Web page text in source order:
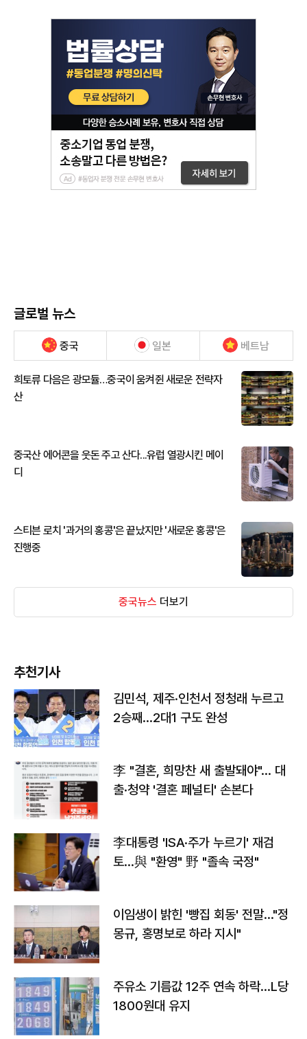
글로벌 뉴스
중국 일본 베트남
희토류 다음은 광모듈…중국이 움켜쥔 새로운 전략자
산
중국산 에어콘을 웃돈 주고 산다...유럽 열광시킨 메이
디
스티븐 로치 '과거의 홍콩'은 끝났지만 '새로운 홍콩'은
진행중
중국뉴스 더보기
추천기사
김민석, 제주·인천서 정청래 누르고
2승째…2대1 구도 완성
李 "결혼, 희망찬 새 출발돼야"… 대
출·청약 '결혼 페널티' 손본다
李대통령 'ISA·주가 누르기' 재검
토…與 "환영" 野 "졸속 국정"
이임생이 밝힌 '빵집 회동' 전말…"정
몽규, 홍명보로 하라 지시"
주유소 기름값 12주 연속 하락…L당
1800원대 유지